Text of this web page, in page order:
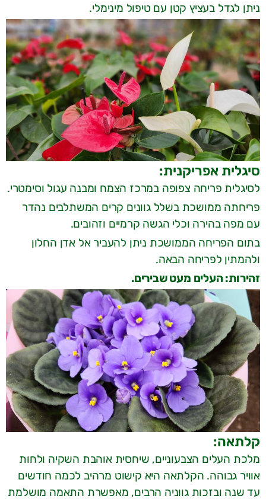
ניתן לגדל בעציץ קטן עם טיפול מינימלי.
סיגלית אפריקנית:
לסיגלית פריחה צפופה במרכז הצמח ומבנה עגול וסימטרי.
פריחתה ממושכת בשלל גוונים קרים המשתלבים נהדר
עם מפה בהירה וכלי הגשה קרמיים וזהובים.
בתום הפריחה הממושכת ניתן להעביר אל אדן החלון
ולהמתין לפריחה הבאה.
זהירות: העלים מעט שבירים.
קלתאה:
מלכת העלים הצבעוניים, שיחסית אוהבת השקיה ולחות
אוויר גבוהה. הקלתאה היא קישוט מרהיב לכמה חודשים
עד שנה ובזכות גווניה הרבים, מאפשרת התאמה מושלמת